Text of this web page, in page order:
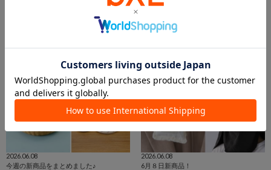
2026.06.08
今週の新商品をまとめました♪
2026.06.08
6月８日新商品！